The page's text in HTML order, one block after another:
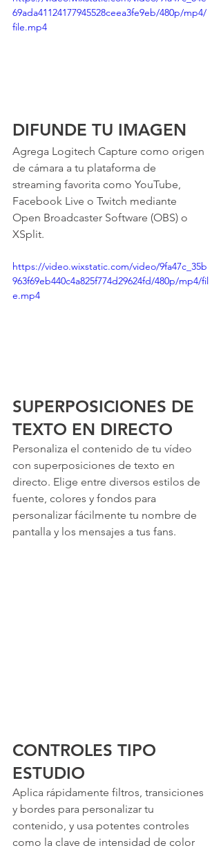
69ada41124177945528ceea3fe9eb/480p/mp4/
file.mp4
DIFUNDE TU IMAGEN
Agrega Logitech Capture como origen
de cámara a tu plataforma de
streaming favorita como YouTube,
Facebook Live o Twitch mediante
Open Broadcaster Software (OBS) o
XSplit.
https://video.wixstatic.com/video/9fa47c_35b
963f69eb440c4a825f774d29624fd/480p/mp4/fil
e.mp4
SUPERPOSICIONES DE
TEXTO EN DIRECTO
Personaliza el contenido de tu vídeo
con superposiciones de texto en
directo. Elige entre diversos estilos de
fuente, colores y fondos para
personalizar fácilmente tu nombre de
pantalla y los mensajes a tus fans.
CONTROLES TIPO
ESTUDIO
Aplica rápidamente filtros, transiciones
y bordes para personalizar tu
contenido, y usa potentes controles
como la clave de intensidad de color